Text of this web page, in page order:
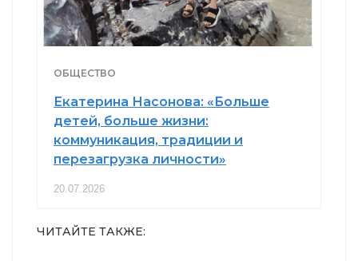
ОБЩЕСТВО
Екатерина Насонова: «Больше
детей, больше жизни:
коммуникация, традиции и
перезагрузка личности»
20.07.2026
ЧИТАЙТЕ ТАКЖЕ: